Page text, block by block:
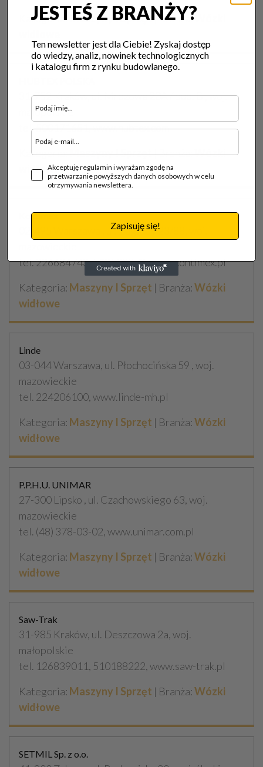
Kategoria: Maszyny I Sprzęt| Branża:
31-752 Kraków, ul. Mrozowa 20A / bud. B , woj.
małopolskie
tel. 500171651, www.hubtex.com
Kategoria:Maszyny I Sprzęt| Branża:Wózki
widłowe
Kontimex
02-495 Warszawa , ul. Zagłoby 23/88, woj.
tel. 226684743, 502583278, www.kontimex.pl
Kategoria: Maszyny I Sprzęt | Branża:Wózki
widłowe
Linde
03-044 Warszawa, ul. Płochocińska 59 , woj.
mazowieckie
tel. 224206100, www.linde-mh.pl
Kategoria: Maszyny I Sprzęt | Branża:Wózki
widłowe
P.P.H.U. UNIMAR
27-300 Lipsko , ul. Czachowskiego 63, woj.
mazowieckie
tel. (48) 378-03-02, www.unimar.com.pl
Kategoria: Maszyny I Sprzęt | Branża:Wózki
widłowe
Saw-Trak
31-985 Kraków, ul. Deszczowa 2a, woj.
małopolskie
tel. 126839011, 510188222, www.saw-trak.pl
Kategoria: Maszyny I Sprzęt | Branża:Wózki
widłowe
SETMIL Sp. z o.o.
JESTEŚ Z BRANŻY?
Ten newsletter jest dla Ciebie! Zyskaj dostęp
do wiedzy, analiz, nowinek technologicznych
i katalogu firm z rynku budowlanego.
Akceptuję regulamin i wyrażam zgodę na
przetwarzanie powyższych danych osobowych w celu
otrzymywania newslettera.
Zapisuję się!